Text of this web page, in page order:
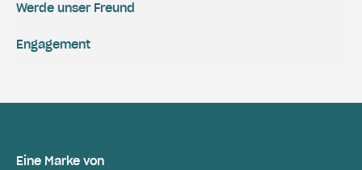
Engagement
Werde unser Freund
Eine Marke von